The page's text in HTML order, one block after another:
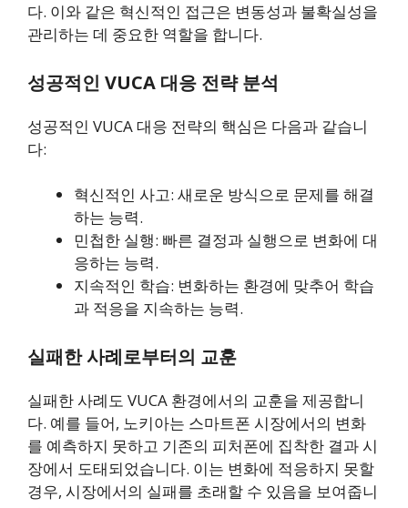
다. 이와 같은 혁신적인 접근은 변동성과 불확실성을
관리하는 데 중요한 역할을 합니다.
성공적인 VUCA 대응 전략 분석
성공적인 VUCA 대응 전략의 핵심은 다음과 같습니
다:
혁신적인 사고: 새로운 방식으로 문제를 해결
하는 능력.
민첩한 실행: 빠른 결정과 실행으로 변화에 대
응하는 능력.
지속적인 학습: 변화하는 환경에 맞추어 학습
과 적응을 지속하는 능력.
실패한 사례로부터의 교훈
실패한 사례도 VUCA 환경에서의 교훈을 제공합니
다. 예를 들어, 노키아는 스마트폰 시장에서의 변화
를 예측하지 못하고 기존의 피처폰에 집착한 결과 시
장에서 도태되었습니다. 이는 변화에 적응하지 못할
경우, 시장에서의 실패를 초래할 수 있음을 보여줍니